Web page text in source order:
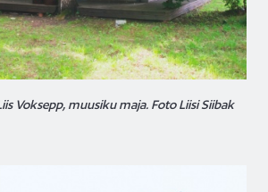
Voksepp, muusiku maja. Foto Liisi Siibak